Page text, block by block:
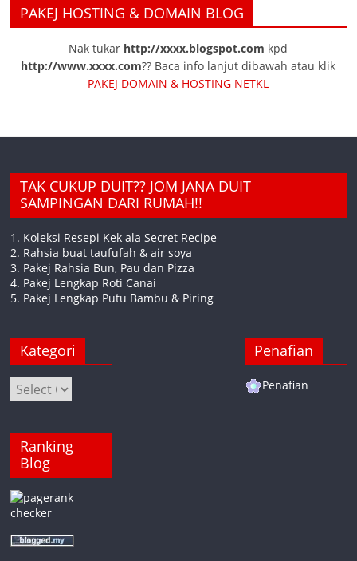
PAKEJ HOSTING & DOMAIN BLOG
Nak tukar http://xxxx.blogspot.com kpd
http://www.xxxx.com?? Baca info lanjut dibawah atau klik
PAKEJ DOMAIN & HOSTING NETKL
TAK CUKUP DUIT?? JOM JANA DUIT
SAMPINGAN DARI RUMAH!!
1. Koleksi Resepi Kek ala Secret Recipe
2. Rahsia buat taufufah & air soya
3. Pakej Rahsia Bun, Pau dan Pizza
4. Pakej Lengkap Roti Canai
5. Pakej Lengkap Putu Bambu & Piring
Kategori
Kategori
Ranking
Blog
Penafian
Penafian